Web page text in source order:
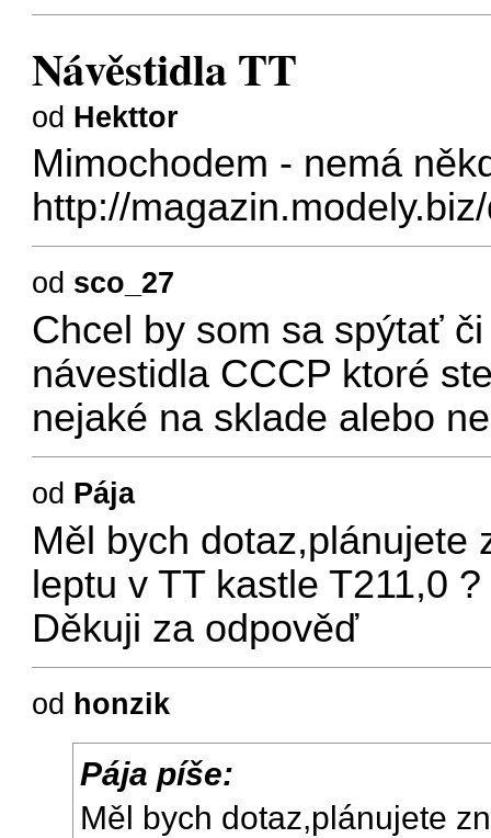
Návěstidla TT
od Hekttor
Mimochodem - nemá
http://
od sco_27
Chcel by som sa spýtať
návestidla CCCP ktoré
nejaké na sklade alebo
od Pája
Měl bych dotaz,plánujete
leptu v TT kastle T211,0 ?
Děkuji za odpověď
od honzik
Pája píše:
Měl bych dotaz,plánujete